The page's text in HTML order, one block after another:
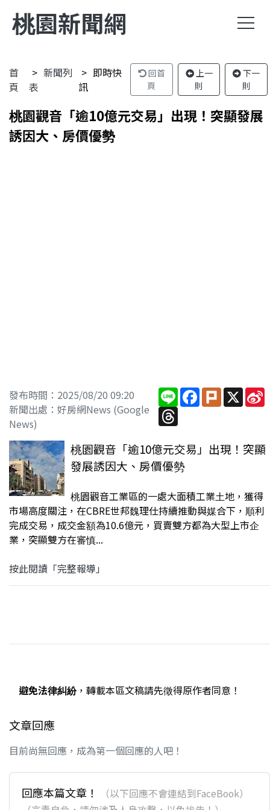
桃園新聞網
首
頁
新聞列
表
即時快
訊
回首
頁
上一
則
下一
則
桃園觀音「逾10億元交易」出現！突顯發展
誘因大、房價優勢
發布時間：2025/08/20 09:20
新聞出處：好房網News (Google
News)
LineFacebook
PlurkX
Threads
桃園觀音「逾10億元交易」出現！突顯
發展誘因大、房價優勢
桃園觀音工業區的一處大面積工業土地，獲得
市場高度關注，在CBRE世邦魏理仕持續推動與媒合下，順利
完成交易，成交金額為10.6億元，買賣雙方都為大型上市企
業，突顯雙方在審慎...
按此閱讀「完整報導」
避免法律糾紛，轉載本區文稿請先徵得原作者同意！
文章回應
目前尚無回應，成為第一個回應的人吧！
回應本篇文章！
（以下回應不會連結到FaceBook）